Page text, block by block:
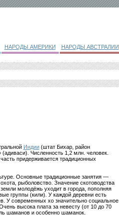
НАРОДЫ АМЕРИКИ НАРОДЫ АВСТРАЛИИ
Индии(штат Бихар, район
Численность 1,2 млн. человек.
придерживается традиционных
Основные традиционные занятия —
рыболовство. Значение скотоводства
молодёжь уходит в города, пополняя
группы (кили). У каждой деревни есть
У современных хо значительно социальное
высока плата за невесту (от 10 до 70
шаманов и особенно шаманок.